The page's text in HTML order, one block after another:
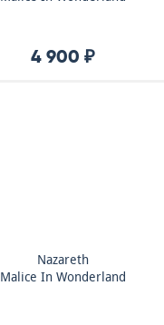
4 900 ₽
Nazareth
Malice In Wonderland